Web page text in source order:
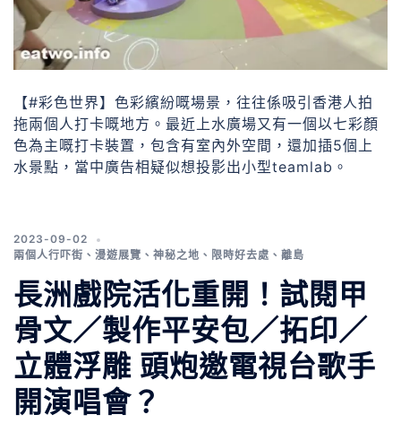
【#彩色世界】色彩繽紛嘅場景，往往係吸引香港人拍
拖兩個人打卡嘅地方。最近上水廣場又有一個以七彩顏
色為主嘅打卡裝置，包含有室內外空間，還加插5個上
水景點，當中廣告相疑似想投影出小型teamlab。
2023-09-02
兩個人行吓街 、 漫遊展覽 、 神秘之地 、 限時好去處 、 離島
長洲戲院活化重開！試閱甲
骨文／製作平安包／拓印／
立體浮雕 頭炮邀電視台歌手
開演唱會？